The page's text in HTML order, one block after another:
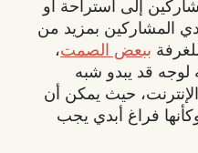
إلى استراحة أو
المشاركين بمزيد من
ببعض الصمت،
قد يبدو شبه
حيث يمكن أن
فراغ أبدي يجب